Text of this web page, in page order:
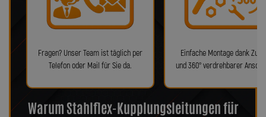
Fragen? Unser Team ist täglich per
Telefon oder Mail für Sie da.
Einfache Montage dank
und 360° verdrehbarer
Warum Stahlflex-Kupplungsleitungen für